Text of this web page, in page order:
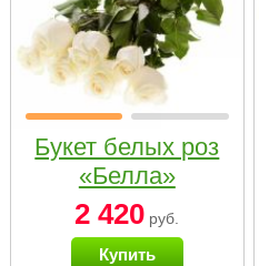
Букет белых роз
«Белла»
2 420 руб.
Купить